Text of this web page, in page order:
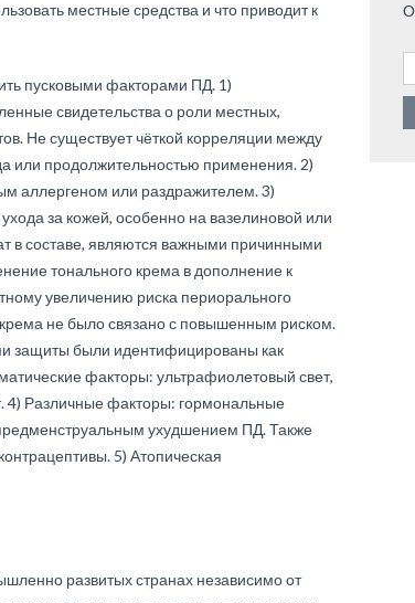
местные средства и что приводит к
пусковыми факторами ПД. 1)
свидетельства о роли местных,
Не существует чёткой корреляции между
или продолжительностью применения. 2)
аллергеном или раздражителем. 3)
за кожей, особенно на вазелиновой или
в составе, являются важными причинными
тонального крема в дополнение к
увеличению риска периорального
не было связано с повышенным риском.
защиты были идентифицированы как
факторы: ультрафиолетовый свет,
4) Различные факторы: гормональные
ухудшением ПД. Также
5) Атопическая
развитых странах независимо от